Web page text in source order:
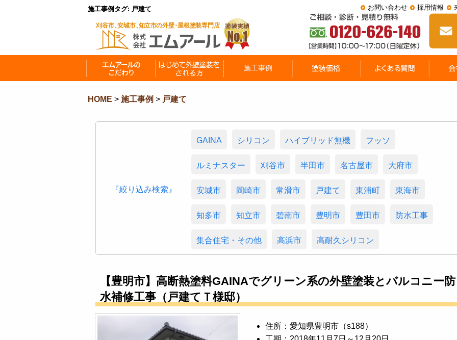
施工事例タグ: 戸建て お問い合わせ 採用情報
HOME > 施工事例 > 戸建て
『絞り込み検索』
GAINA シリコン ハイブリッド無機 フッソ
ルミナスター 刈谷市 半田市 名古屋市 大府市
安城市 岡崎市 常滑市 戸建て 東浦町 東海市
知多市 知立市 碧南市 豊明市 豊田市 防水工事
集合住宅・その他 高浜市 高耐久シリコン
【豊明市】高断熱塗料GAINAでグリーン系の外壁塗装とバルコニー防
水補修工事（戸建てＴ様邸）
住所：愛知県豊明市（s188）